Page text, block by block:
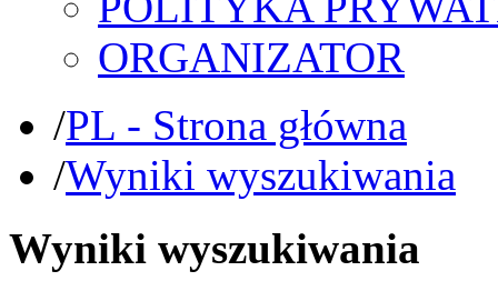
ORGANIZATOR
/PL - Strona główna
/Wyniki wyszukiwania
Wyniki wyszukiwania